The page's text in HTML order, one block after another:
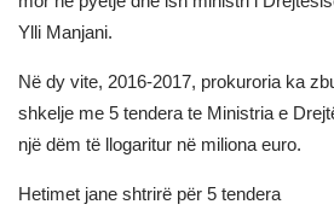
Ylli Manjani.
Në dy vite, 2016-2017, prokuroria ka
shkelje me 5 tendera te Ministria e
një dëm të llogaritur në miliona euro.
Hetimet jane shtrirë për 5 tendera